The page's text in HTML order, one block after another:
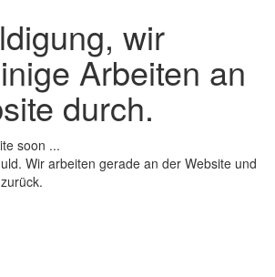
wir
Arbeiten an
durch.
Wir arbeiten gerade an der Website und